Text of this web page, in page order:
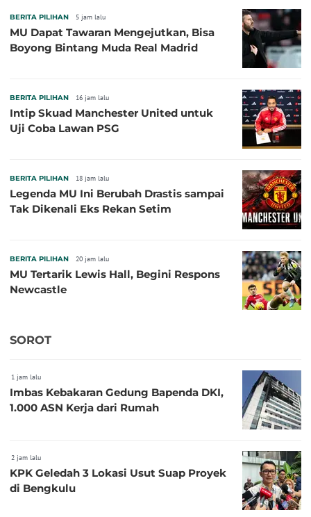
BERITA PILIHAN 5 jam lalu
MU Dapat Tawaran Mengejutkan, Bisa
Boyong Bintang Muda Real Madrid
BERITA PILIHAN 16 jam lalu
Intip Skuad Manchester United untuk
Uji Coba Lawan PSG
BERITA PILIHAN 18 jam lalu
Legenda MU Ini Berubah Drastis sampai
Tak Dikenali Eks Rekan Setim
BERITA PILIHAN 20 jam lalu
MU Tertarik Lewis Hall, Begini Respons
Newcastle
SOROT
1 jam lalu
Imbas Kebakaran Gedung Bapenda DKI,
1.000 ASN Kerja dari Rumah
2 jam lalu
KPK Geledah 3 Lokasi Usut Suap Proyek
di Bengkulu